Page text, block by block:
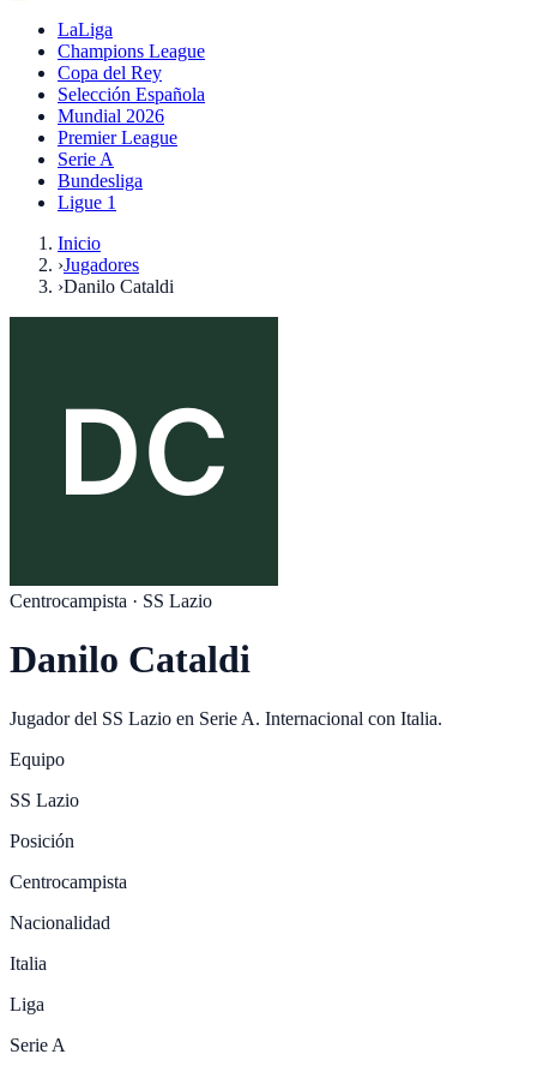
LaLiga
Champions League
Copa del Rey
Selección Española
Mundial 2026
Premier League
Serie A
Bundesliga
Ligue 1
Inicio
›Jugadores
›Danilo Cataldi
Centrocampista · SS Lazio
Danilo Cataldi
Jugador del SS Lazio en Serie A. Internacional con Italia.
Equipo
SS Lazio
Posición
Centrocampista
Nacionalidad
Italia
Liga
Serie A